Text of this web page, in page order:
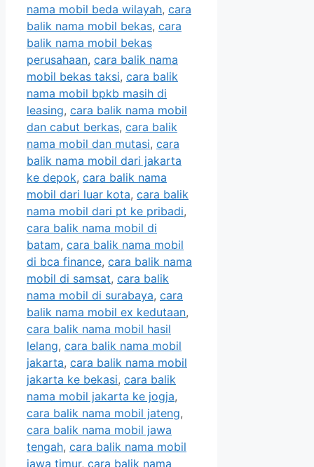
nama mobil beda wilayah, cara
balik nama mobil bekas, cara
balik nama mobil bekas
perusahaan, cara balik nama
mobil bekas taksi, cara balik
nama mobil bpkb masih di
leasing, cara balik nama mobil
dan cabut berkas, cara balik
nama mobil dan mutasi, cara
balik nama mobil dari jakarta
ke depok, cara balik nama
mobil dari luar kota, cara balik
nama mobil dari pt ke pribadi,
cara balik nama mobil di
batam, cara balik nama mobil
di bca finance, cara balik nama
mobil di samsat, cara balik
nama mobil di surabaya, cara
balik nama mobil ex kedutaan,
cara balik nama mobil hasil
lelang, cara balik nama mobil
jakarta, cara balik nama mobil
jakarta ke bekasi, cara balik
nama mobil jakarta ke jogja,
cara balik nama mobil jateng,
cara balik nama mobil jawa
tengah, cara balik nama mobil
jawa timur, cara balik nama